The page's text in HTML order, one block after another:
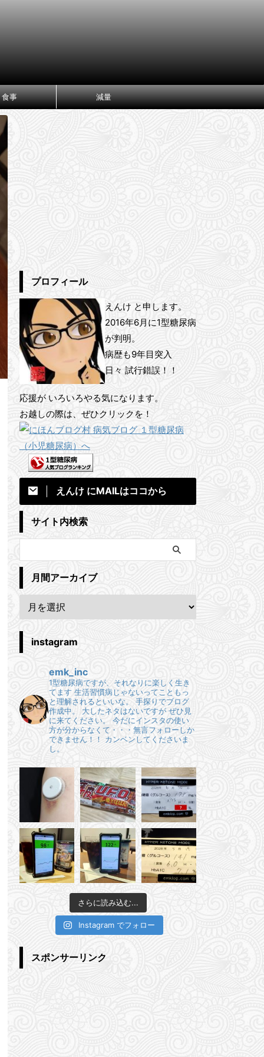
食事 減量
プロフィール
えんけ と申します。
2016年6月に1型糖尿病
が判明。
病歴も9年目突入
日々 試行錯誤！！
応援が いろいろやる気になります。
お越しの際は、ぜひクリックを！
えんけ にMAILはココから
サイト内検索
月間アーカイブ
instagram
emk_inc
1型糖尿病ですが、それなりに楽しく生き
てます 生活習慣病じゃないってこともっ
と理解されるといいな。
手探りでブログ
作成中。
大したネタはないですが ぜひ見
に来てください。
今だにインスタの使い
方が分からなくて・・・無言フォローしか
できません！！
カンベンしてくださいま
し。
さらに読み込む...
Instagram でフォロー
スポンサーリンク